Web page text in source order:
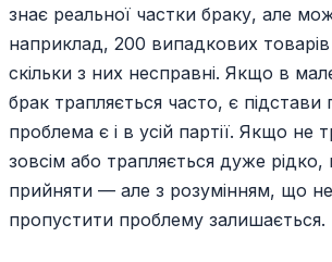
знає реальної частки браку, але
наприклад, 200 випадкових товарів
скільки з них несправні. Якщо в
брак трапляється часто, є
проблема є і в усій партії. Якщо не
зовсім або трапляється дуже
прийняти — але з розумінням, що
пропустити проблему залишається.